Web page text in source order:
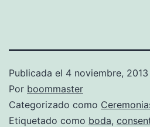
Publicada el 4 noviembre, 2013
Por boommaster
Categorizado como
Etiquetado como boda,